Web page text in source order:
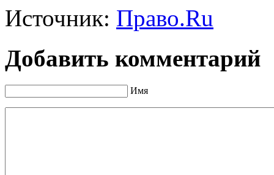
Источник: Право.Ru
Добавить комментарий
Имя